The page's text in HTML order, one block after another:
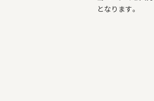
となります。